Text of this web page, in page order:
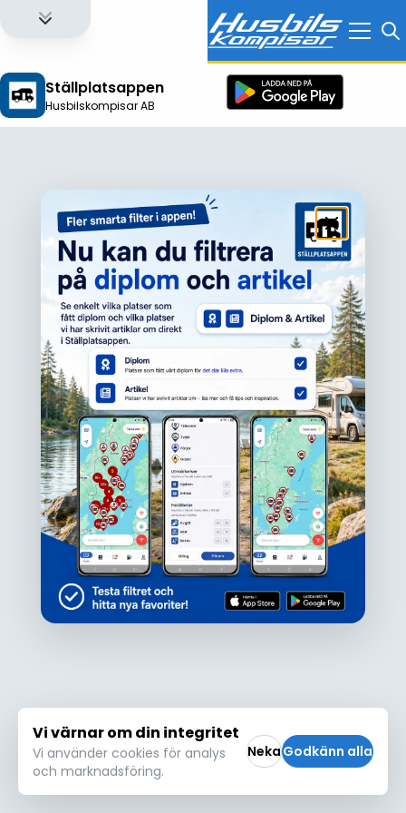
Ställplatsappen
Husbilskompisar AB
Ojdå!
Den här platsen hittades inte eller kunde
inte läsas in korrekt. Vänligen försök igen
Försök igen
Logga in för att få full tillgång till alla funktioner!
Vi värnar om din integritet
Vi använder cookies för analys
och marknadsföring.
NekaGodkänn alla